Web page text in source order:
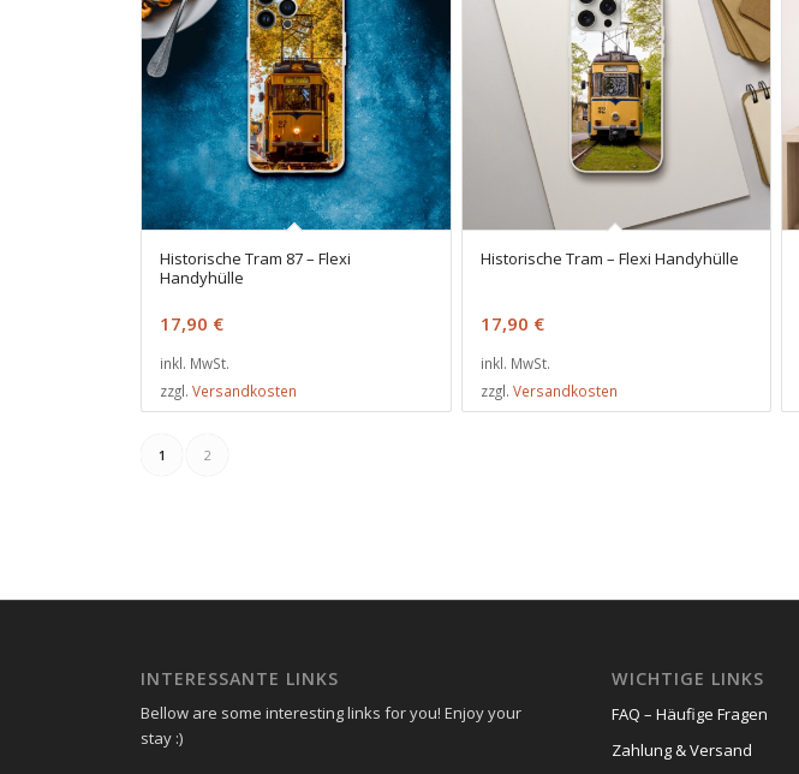
Historische Tram 87 – Flexi
Handyhülle
17,90 €
inkl. MwSt.
zzgl. Versandkosten
Historische Tram – Flexi Handyhülle
17,90 €
inkl. MwSt.
zzgl. Versandkosten
1 2
INTERESSANTE LINKS
Bellow are some interesting links for you! Enjoy your
stay :)
WICHTIGE LINKS
FAQ – Häufige Fragen
Zahlung & Versand